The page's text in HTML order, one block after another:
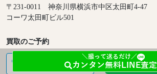
〒231-0011 神奈川県横浜市中区太田町4-47
コーワ太田町ビル501
買取のご予約
0120-978-548 友だち追加
＼撮って送るだけ／
カンタン無料LINE査定